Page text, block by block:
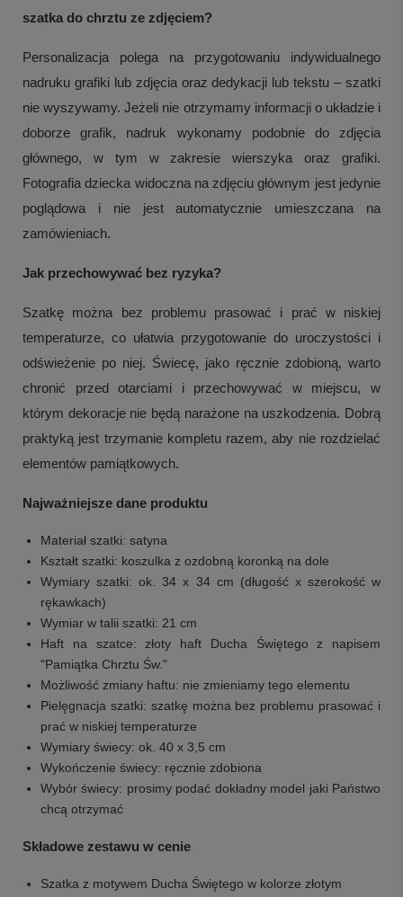
szatka do chrztu ze zdjęciem?
Personalizacja polega na przygotowaniu indywidualnego
nadruku grafiki lub zdjęcia oraz dedykacji lub tekstu – szatki
nie wyszywamy. Jeżeli nie otrzymamy informacji o układzie i
doborze grafik, nadruk wykonamy podobnie do zdjęcia
głównego, w tym w zakresie wierszyka oraz grafiki.
Fotografia dziecka widoczna na zdjęciu głównym jest jedynie
poglądowa i nie jest automatycznie umieszczana na
zamówieniach.
Jak przechowywać bez ryzyka?
Szatkę można bez problemu prasować i prać w niskiej
temperaturze, co ułatwia przygotowanie do uroczystości i
odświeżenie po niej. Świecę, jako ręcznie zdobioną, warto
chronić przed otarciami i przechowywać w miejscu, w
którym dekoracje nie będą narażone na uszkodzenia. Dobrą
praktyką jest trzymanie kompletu razem, aby nie rozdzielać
elementów pamiątkowych.
Najważniejsze dane produktu
Materiał szatki: satyna
Kształt szatki: koszulka z ozdobną koronką na dole
Wymiary szatki: ok. 34 x 34 cm (długość x szerokość w
rękawkach)
Wymiar w talii szatki: 21 cm
Haft na szatce: złoty haft Ducha Świętego z napisem
"Pamiątka Chrztu Św."
Możliwość zmiany haftu: nie zmieniamy tego elementu
Pielęgnacja szatki: szatkę można bez problemu prasować i
prać w niskiej temperaturze
Wymiary świecy: ok. 40 x 3,5 cm
Wykończenie świecy: ręcznie zdobiona
Wybór świecy: prosimy podać dokładny model jaki Państwo
chcą otrzymać
Składowe zestawu w cenie
Szatka z motywem Ducha Świętego w kolorze złotym